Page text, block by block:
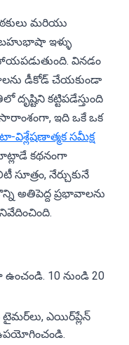
మరియు
బహుభాషా ఇళ్ళు
వినడం
డీకోడ్ చేయకుండా
కట్టిపడేస్తుంది
సారాంశంగా, ఇది ఒకే ఒక
విశ్లేషణాత్మక సమీక్ష
కథనంగా
నేర్చుకునే
అతిపెద్ద ప్రభావాలను
10 నుండి 20
టైమర్‌లు, ఎయిర్‌ప్లేన్